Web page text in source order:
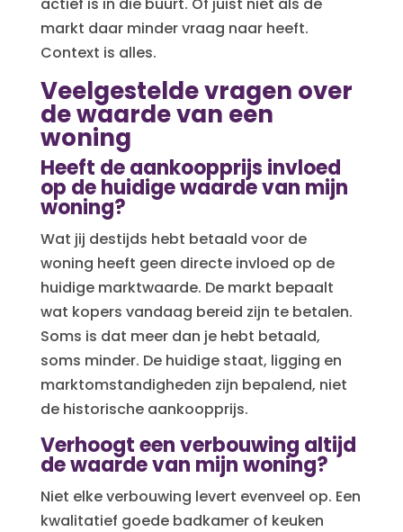
markt daar minder vraag naar heeft.
Context is alles.
Veelgestelde vragen over
de waarde van een
woning
Heeft de aankoopprijs invloed
op de huidige waarde van mijn
woning?
Wat jij destijds hebt betaald voor de
woning heeft geen directe invloed op de
huidige marktwaarde. De markt bepaalt
wat kopers vandaag bereid zijn te betalen.
Soms is dat meer dan je hebt betaald,
soms minder. De huidige staat, ligging en
marktomstandigheden zijn bepalend, niet
de historische aankoopprijs.
Verhoogt een verbouwing altijd
de waarde van mijn woning?
Niet elke verbouwing levert evenveel op. Een
kwalitatief goede badkamer of keuken